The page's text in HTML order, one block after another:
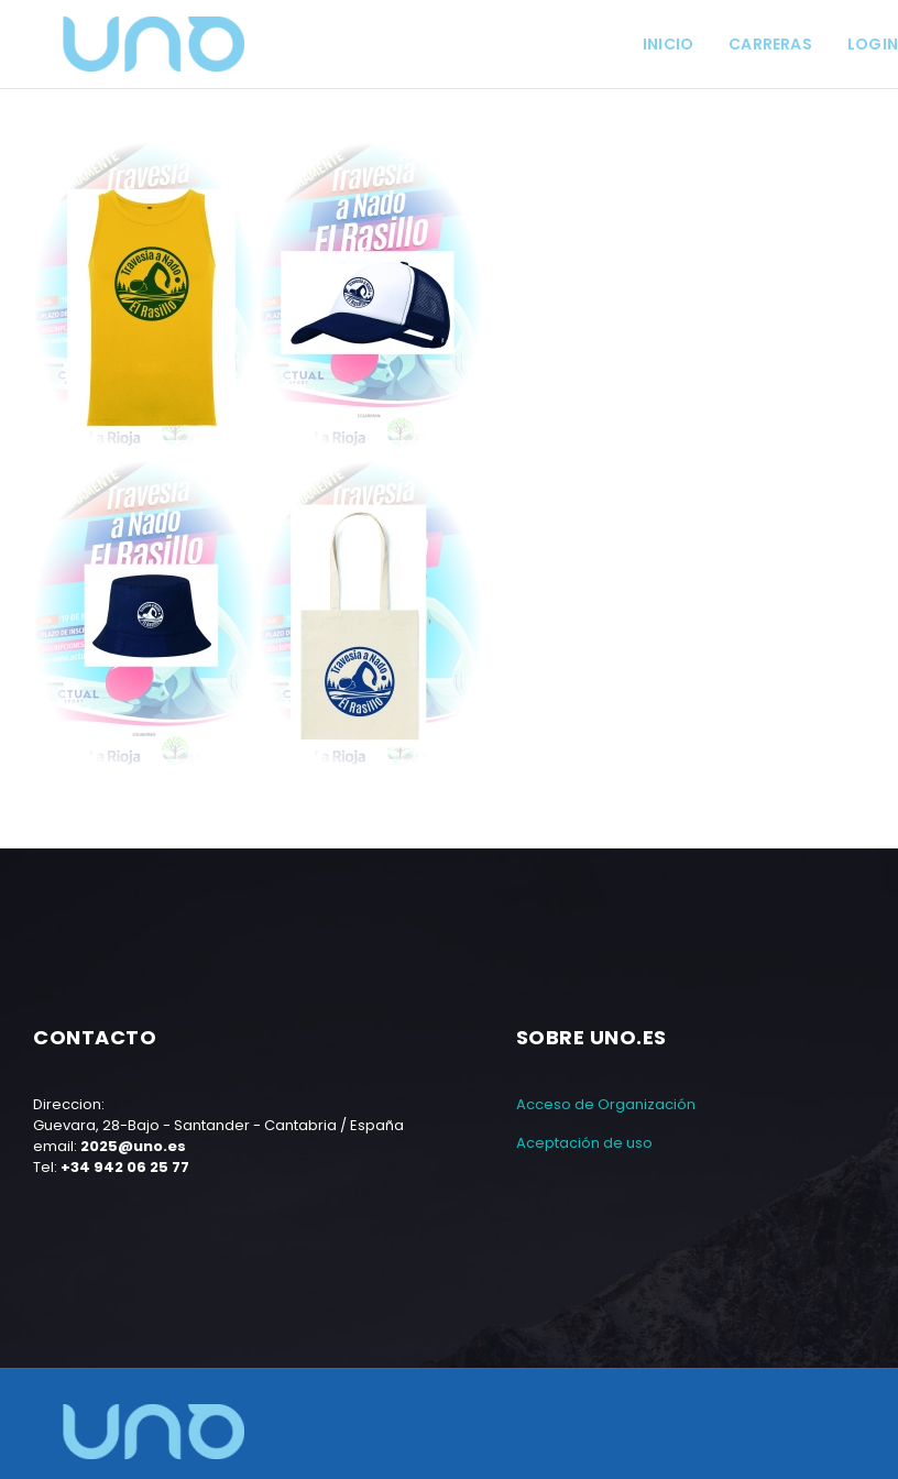
INICIO CARRERAS LOGIN
CONTACTO
Direccion:
Guevara, 28-Bajo - Santander - Cantabria / España
email: 2025@uno.es
Tel: +34 942 06 25 77
SOBRE UNO.ES
Acceso de Organización
Aceptación de uso